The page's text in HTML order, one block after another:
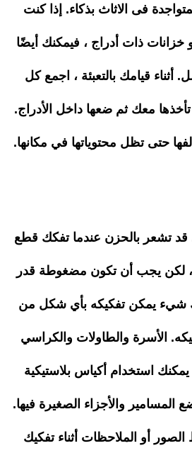
فى الاثاث بذكاء. إذا كنت
ذات أدراج ، فيمكنك أيضًا
أثناء قيامك بالتعبئة ، اجمع كل
تأخذها معك ثم ضعها داخل الأدراج.
حتى تظل محتوياتها في مكانها.
تشعر بالحزن عندما تفكك قطع
، لكن يجب أن تكون مضغوطة قدر
شيء يمكن تفكيكه بأي شكل من
الأسرة والطاولات والكراسي
استخدام أكياس بلاستيكية
المسامير والأجزاء الصغيرة فيها.
أو الملاحظات أثناء تفكيك